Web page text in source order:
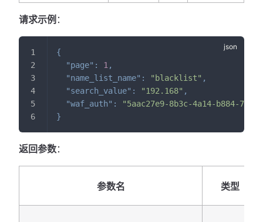
请求示例 ：
{
"page" : 1,
"name_list_name" : "blacklist" ,
"search_value" : "192.168" ,
"waf_auth" :
"5aac27e9-8b3c-4a14-b884-
}
返回参数：
参数名 类型